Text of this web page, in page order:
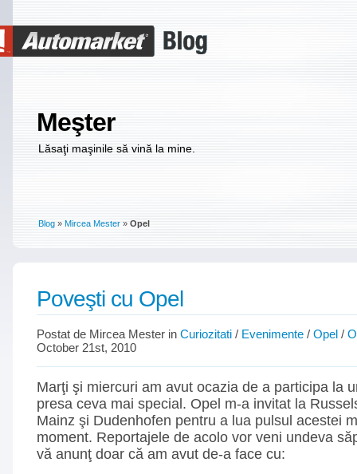
Meşter
Lăsaţi maşinile să vină la mine.
Blog » Mircea Mester » Opel
Poveşti cu Opel
Postat de Mircea Mester in Curiozitati / Evenimente / Opel /
October 21st, 2010
Marţi şi miercuri am avut ocazia de a participa la
presa ceva mai special. Opel m-a invitat la
Mainz şi Dudenhofen pentru a lua pulsul acestei
moment. Reportajele de acolo vor veni undeva
vă anunţ doar că am avut de-a face cu: